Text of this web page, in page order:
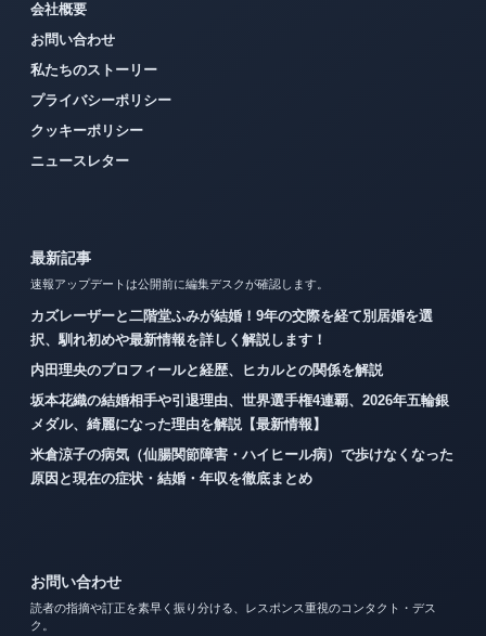
会社概要
お問い合わせ
私たちのストーリー
プライバシーポリシー
クッキーポリシー
ニュースレター
最新記事
速報アップデートは公開前に編集デスクが確認します。
カズレーザーと二階堂ふみが結婚！9年の交際を経て別居婚を選
択、馴れ初めや最新情報を詳しく解説します！
内田理央のプロフィールと経歴、ヒカルとの関係を解説
坂本花織の結婚相手や引退理由、世界選手権4連覇、2026年五輪銀
メダル、綺麗になった理由を解説【最新情報】
米倉涼子の病気（仙腸関節障害・ハイヒール病）で歩けなくなった
原因と現在の症状・結婚・年収を徹底まとめ
お問い合わせ
読者の指摘や訂正を素早く振り分ける、レスポンス重視のコンタクト・デス
ク。